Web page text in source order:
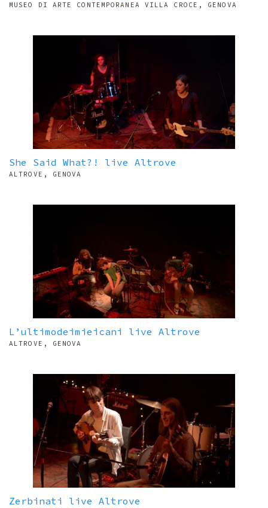
MUSEO DI ARTE CONTEMPORANEA VILLA CROCE, GENOVA
She Said What?! live Altrove
ALTROVE, GENOVA
L’ultimodeimieicani live Altrove
ALTROVE, GENOVA
Zerbinati live Altrove